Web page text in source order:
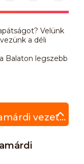
Velünk
a déli
Balaton legszebb
Zamárdi – Öreg Tihany – Zamárdi vezetett kajak túra